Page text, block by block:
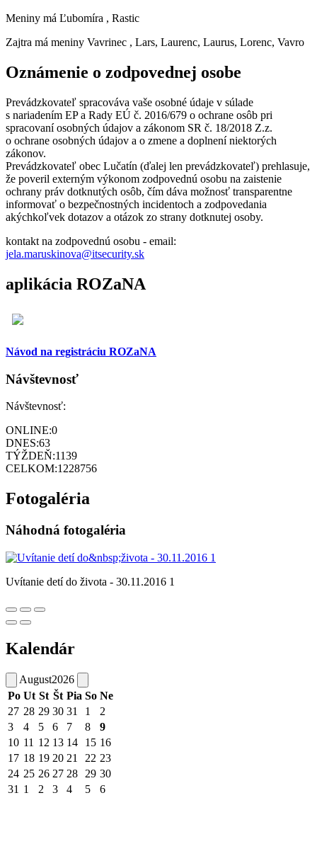
Meniny má Ľubomíra , Rastic
Zajtra má meniny Vavrinec , Lars, Laurenc, Laurus, Lorenc, Vavro
Oznámenie o zodpovednej osobe
Prevádzkovateľ spracováva vaše osobné údaje v súlade
s nariadením EP a Rady EÚ č. 2016/679 o ochrane osôb pri
spracovaní osobných údajov a zákonom SR č. 18/2018 Z.z.
o ochrane osobných údajov a o zmene a doplnení niektorých
zákonov.
Prevádzkovateľ obec Lučatín (ďalej len prevádzkovateľ) prehlasuje,
že poveril externým výkonom zodpovednú osobu na zaistenie
ochrany práv dotknutých osôb, čím dáva možnosť transparentne
informovať o bezpečnostných incidentoch a zodpovedania
akýchkoľvek dotazov a otázok zo strany dotknutej osoby.
kontakt na zodpovednú osobu - email:
jela.maruskinova@itsecurity.sk
aplikácia ROZaNA
Návod na registráciu ROZaNA
Návštevnosť
Návštevnosť:
ONLINE:0
DNES:63
TÝŽDEŇ:1139
CELKOM:1228756
Fotogaléria
Náhodná fotogaléria
Uvítanie detí do života - 30.11.2016 1
Kalendár
August2026
Po Ut St Št Pia So Ne
27 28 29 30 31 1
2
3
4 5 6 7 8
9
10 11 12 13 14 15 16
17 18 19 20 21 22 23
24 25 26 27 28 29 30
31 1 2 3 4 5 6